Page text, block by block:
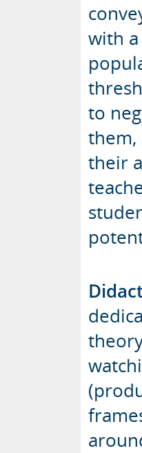
with
to
their